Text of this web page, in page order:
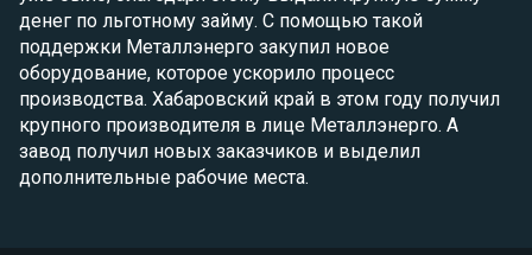
денег по льготному займу. С помощью такой
поддержки Металлэнерго закупил новое
оборудование, которое ускорило процесс
производства. Хабаровский край в этом году получил
крупного производителя в лице Металлэнерго. А
завод получил новых заказчиков и выделил
дополнительные рабочие места.